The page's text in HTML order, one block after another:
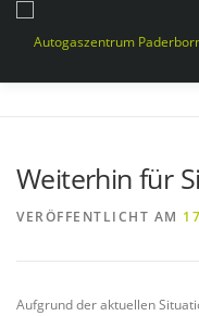
springen
Weiterhin für
VERÖFFENTLICHT AM
Aufgrund der aktuellen